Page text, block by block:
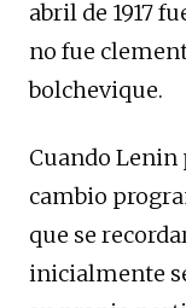
abril de 1917
no fue
bolchevique.
Cuando Lenin
cambio
que se
inicialmente